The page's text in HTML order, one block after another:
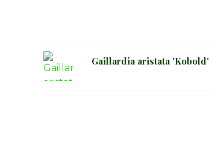
Gaillardia aristata 'Kobold'